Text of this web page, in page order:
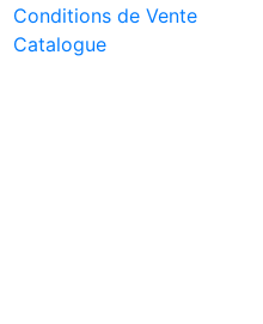
Conditions de Vente
Catalogue